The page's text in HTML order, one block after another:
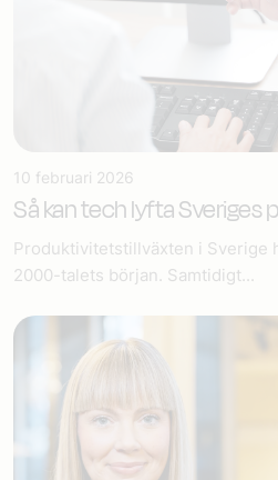
10 februari 2026
Så kan tech lyfta Sveriges
Produktivitetstillväxten i Sverige
2000-talets början. Samtidigt...